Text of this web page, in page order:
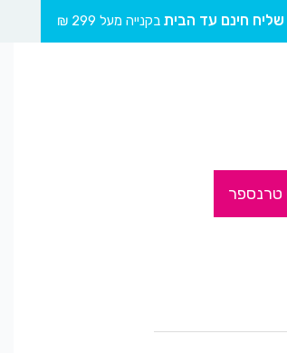
שליח חינם עד הבית בקנייה מעל 299 ₪
טרנספר